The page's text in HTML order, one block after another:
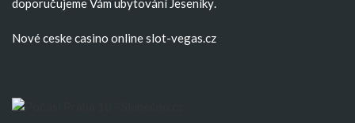
doporučujeme Vám ubytování Jeseníky.
Nové ceske casino online slot-vegas.cz